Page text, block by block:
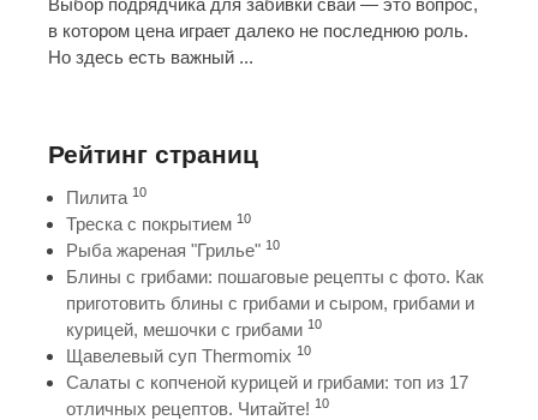
в котором цена играет далеко не последнюю роль.
Но здесь есть важный ...
Рейтинг страниц
Пилита 10
Треска с покрытием 10
Рыба жареная "Грилье" 10
Блины с грибами: пошаговые рецепты с фото. Как
приготовить блины с грибами и сыром, грибами и
курицей, мешочки с грибами 10
Щавелевый суп Thermomix 10
Салаты с копченой курицей и грибами: топ из 17
отличных рецептов. Читайте! 10